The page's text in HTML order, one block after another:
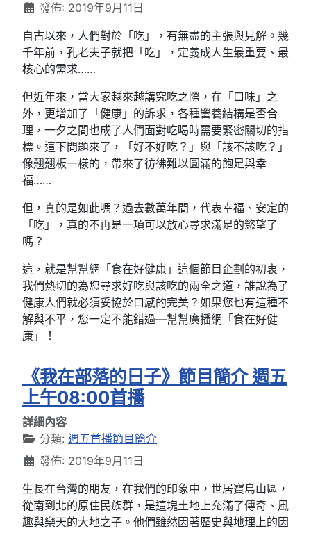
發佈: 2019年9月11日
自古以來，人們對於「吃」，有無盡的主張與見解。幾
千年前，孔老夫子就把「吃」，定義成人生最重要、最
核心的需求……
但近年來，當大家越來越講究吃之際，在「口味」之
外，更增加了「健康」的訴求，各種營養結構是否合
理，一夕之間也成了人們面對吃喝時需要緊密關切的指
標。這下問題來了，「好不好吃？」與「該不該吃？」
像翹翹板一樣的，帶來了彷彿難以圓滿的飽足與幸
福……
但，真的是如此嗎？過去數萬年間，代表幸福、安定的
「吃」，真的不再是一項可以放心尋求滿足的慾望了
嗎？
這，就是幫幫網「食在好健康」這個節目企劃的初衷，
我們熱切的為您尋求好吃與該吃的兩全之道，誰說為了
健康人們就必須妥協於口感的完美？如果您也有這種不
解與不平，您一定不能錯過—幫幫廣播網「食在好健
康」！
《我在部落的日子》節目簡介 週五
上午08:00首播
詳細內容
分類: 週五首播節目簡介
發佈: 2019年9月11日
生長在台灣的朋友，在我們的印象中，世居寶島山區，
從南到北的原住民族群，是這塊土地上充滿了傳奇、風
趣與樂天的大地之子。他們雖然因著歷史與地理上的因